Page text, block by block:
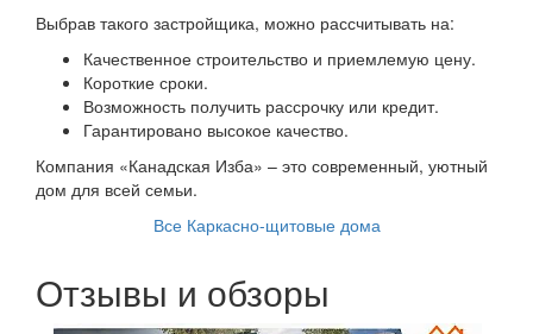
Выбрав такого застройщика, можно рассчитывать на:
Качественное строительство и приемлемую цену.
Короткие сроки.
Возможность получить рассрочку или кредит.
Гарантировано высокое качество.
Компания «Канадская Изба» – это современный, уютный
дом для всей семьи.
Все Каркасно-щитовые дома
Отзывы и обзоры